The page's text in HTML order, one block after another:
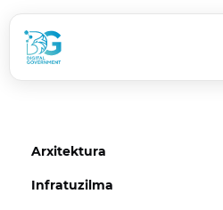
Arxitektura
Infratuzilma